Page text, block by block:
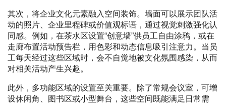
其次，将企业文化元素融入空间装饰。墙面可以展示团队活
动的照片、企业里程碑或价值观标语，通过视觉刺激强化认
同感。例如，在茶水区设置“创意墙”供员工自由涂鸦，或在
走廊布置活动预告栏，用色彩和动态信息吸引注意力。当员
工每天经过这些区域时，会不自觉地被文化氛围感染，从而
对相关活动产生兴趣。
此外，多功能区域的设置至关重要。除了常规会议室，可增
设休闲角、图书区或小型舞台，这些空间既能满足日常需